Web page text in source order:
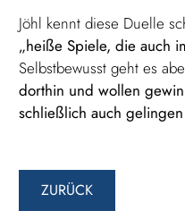
Jöhl kennt diese Duelle
„heiße Spiele, die auch
Selbstbewusst geht es
dorthin und wollen
schließlich auch
ZURÜCK